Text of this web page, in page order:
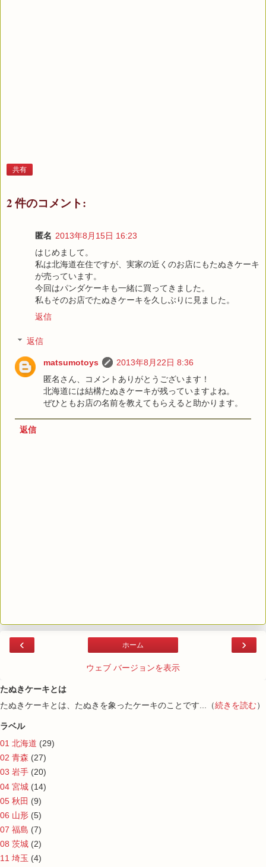
共有
2 件のコメント:
匿名 2013年8月15日 16:23
はじめまして。
私は北海道在住ですが、実家の近くのお店にもたぬきケーキ
が売っています。
今回はパンダケーキも一緒に買ってきました。
私もそのお店でたぬきケーキを久しぶりに見ました。
返信
返信
matsumotoys
2013年8月22日 8:36
匿名さん、コメントありがとうございます！
北海道には結構たぬきケーキが残っていますよね。
ぜひともお店の名前を教えてもらえると助かります。
返信
‹ ›
ホーム
ウェブ バージョンを表示
たぬきケーキとは
たぬきケーキとは、たぬきを象ったケーキのことです...（続きを読む）
ラベル
01 北海道 (29)
02 青森 (27)
03 岩手 (20)
04 宮城 (14)
05 秋田 (9)
06 山形 (5)
07 福島 (7)
08 茨城 (2)
11 埼玉 (4)